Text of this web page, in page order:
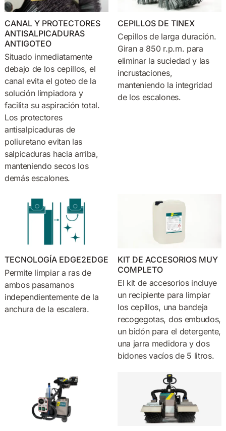
CANAL Y PROTECTORES
ANTISALPICADURAS
ANTIGOTEO
Situado inmediatamente
debajo de los cepillos, el
canal evita el goteo de la
solución limpiadora y
facilita su aspiración total.
Los protectores
antisalpicaduras de
poliuretano evitan las
salpicaduras hacia arriba,
manteniendo secos los
demás escalones.
CEPILLOS DE TINEX
Cepillos de larga duración.
Giran a 850 r.p.m. para
eliminar la suciedad y las
incrustaciones,
manteniendo la integridad
de los escalones.
TECNOLOGÍA EDGE2EDGE
Permite limpiar a ras de
ambos pasamanos
independientemente de la
anchura de la escalera.
KIT DE ACCESORIOS MUY
COMPLETO
El kit de accesorios incluye
un recipiente para limpiar
los cepillos, una bandeja
recogegotas, dos embudos,
un bidón para el detergente,
una jarra medidora y dos
bidones vacíos de 5 litros.